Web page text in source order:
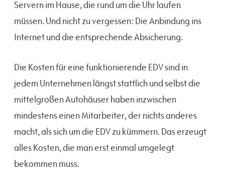
Servern im Hause, die rund um die Uhr laufen
müssen. Und nicht zu vergessen: Die Anbindung ins
Internet und die entsprechende Absicherung.
Die Kosten für eine funktionierende EDV sind in
jedem Unternehmen längst stattlich und selbst die
mittelgroßen Autohäuser haben inzwischen
mindestens einen Mitarbeiter, der nichts anderes
macht, als sich um die EDV zu kümmern. Das erzeugt
alles Kosten, die man erst einmal umgelegt
bekommen muss.